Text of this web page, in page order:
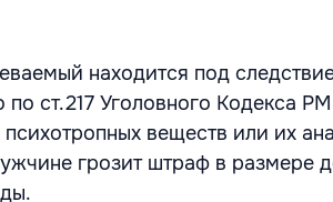
находится под
по ст.217 Уголовного Кодекса
психотропных веществ или их
грозит штраф в размере